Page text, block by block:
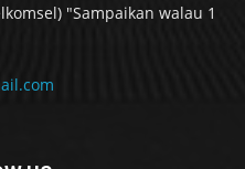
"Sampaikan walau 1